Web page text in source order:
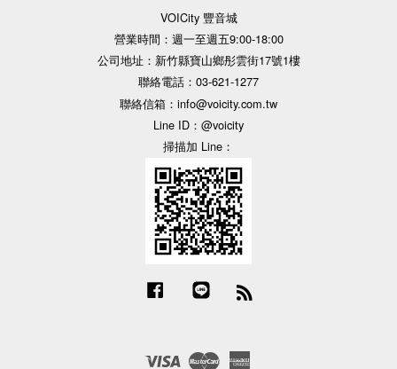
VOICity 豐音城
營業時間：週一至週五9:00-18:00
公司地址：新竹縣寶山鄉彤雲街17號1樓
聯絡電話：03-621-1277
聯絡信箱：info@voicity.com.tw
Line ID：@voicity
掃描加 Line：
Facebook
Visa Master